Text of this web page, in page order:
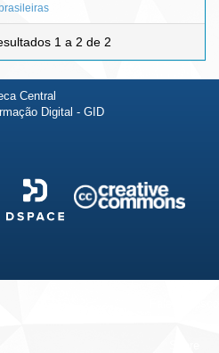
1 a 2 de 2
Central
Digital - GID